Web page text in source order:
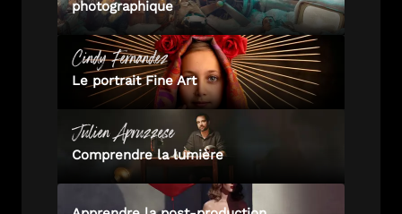
photographique
CindyFernandez
Le portrait Fine Art
JulienApruzzese
Comprendre la lumière